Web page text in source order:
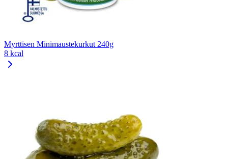
Myrttisen Minimaustekurkut 240g
8 kcal